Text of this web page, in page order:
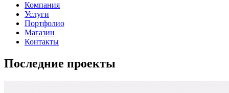
Компания
Услуги
Портфолио
Магазин
Контакты
Последние проекты